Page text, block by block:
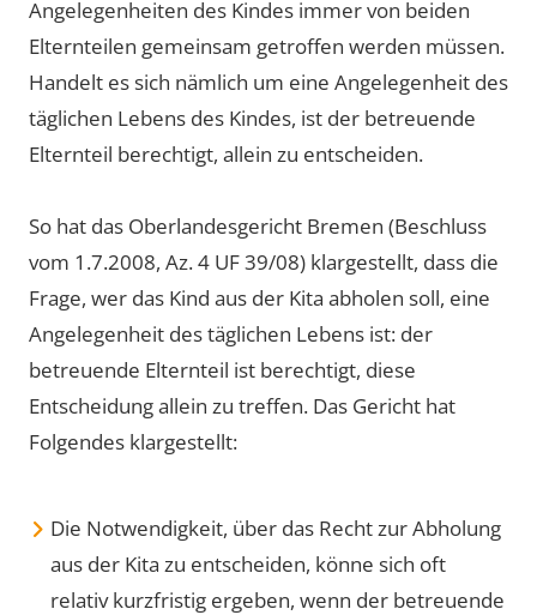
Angelegenheiten des Kindes immer von beiden
Elternteilen gemeinsam getroffen werden müssen.
Handelt es sich nämlich um eine Angelegenheit des
täglichen Lebens des Kindes, ist der betreuende
Elternteil berechtigt, allein zu entscheiden.
So hat das Oberlandesgericht Bremen (Beschluss
vom 1.7.2008, Az. 4 UF 39/08) klargestellt, dass die
Frage, wer das Kind aus der Kita abholen soll, eine
Angelegenheit des täglichen Lebens ist: der
betreuende Elternteil ist berechtigt, diese
Entscheidung allein zu treffen. Das Gericht hat
Folgendes klargestellt:
Die Notwendigkeit, über das Recht zur Abholung
aus der Kita zu entscheiden, könne sich oft
relativ kurzfristig ergeben, wenn der betreuende